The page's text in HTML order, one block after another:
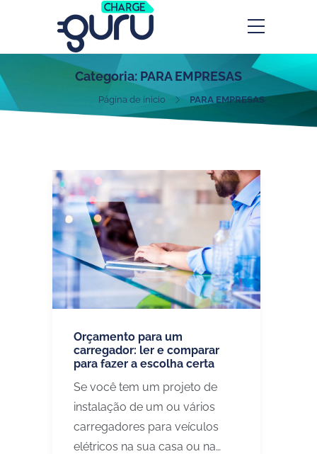
Categoria: PARA EMPRESAS
Página de inicio PARA EMPRESAS
Orçamento para um
carregador: ler e comparar
para fazer a escolha certa
Se você tem um projeto de
instalação de um ou vários
carregadores para veículos
elétricos na sua casa ou na…